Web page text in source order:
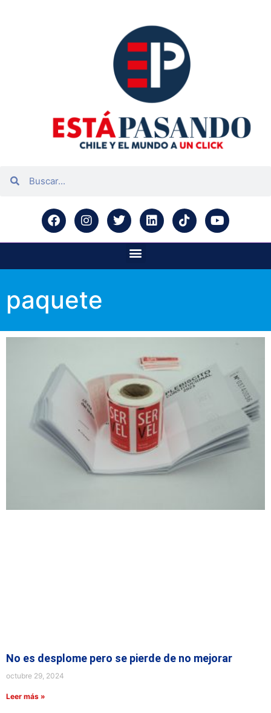
paquete
No es desplome pero se pierde de no mejorar
octubre 29, 2024
Leer más »